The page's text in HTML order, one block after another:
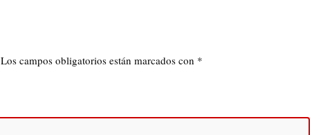
Los campos obligatorios están marcados con *